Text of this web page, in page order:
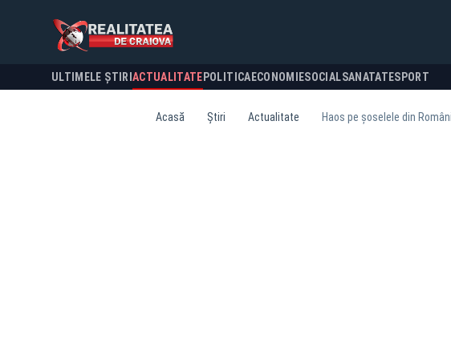
ULTIMELE ȘTIRI ACTUALITATE POLITICA ECONOMIESOCIALSANATATESPORT
Acasă Știri Actualitate Haos pe șoselele din